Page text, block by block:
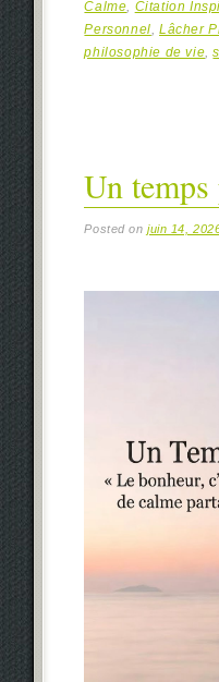
Calme, Citation
Personnel,Lâcher
philosophie de vie,
Un
Posted onjuin 14,